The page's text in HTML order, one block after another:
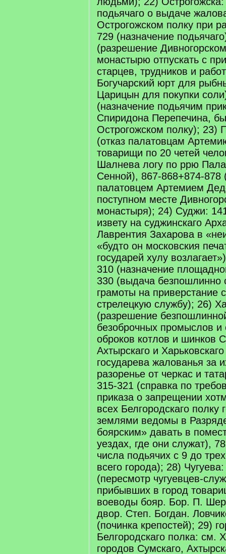
подьячаго о выдаче
Острогожском полку при
729 (назначение
(разрешение
монастырю отпускать с
старцев, трудников и
Богучарский юрт для
Царицын для покупки
(назначение подьячим
Спиридона Перепечина,
Острогожском полку); 23)
(отказ палатовцам
товарищи по 20 четей
Шалнева логу по ррю
Сенной), 867-868+874-878
палатовцем Артемием
поступном месте
монастыря); 24) Суджи:
извету на суджинскаго
Лаврентия Захарова в
«будто он московския
государей хулу
310 (назначение
330 (выдача безпошлинно
грамоты на приверстание
стрелецкую службу); 26)
(разрешение
безоброчных промыслов и
оброков котлов и шинков
Ахтырскаго и
государева жалованья за
разоренье от черкас и
315-321 (справка по
приказа о запрещении
всех Белгородскаго полку
землями ведомы в
боярским» давать в
уездах, где они служат),
числа подьячих с 9 до
всего города); 28)
(пересмотр чугуевцев-
прибывших в город
воеводы бояр. Бор. П.
двор. Степ. Богдан.
(починка крепостей); 29)
Белгородскаго полка: см.
городов Сумскаго,